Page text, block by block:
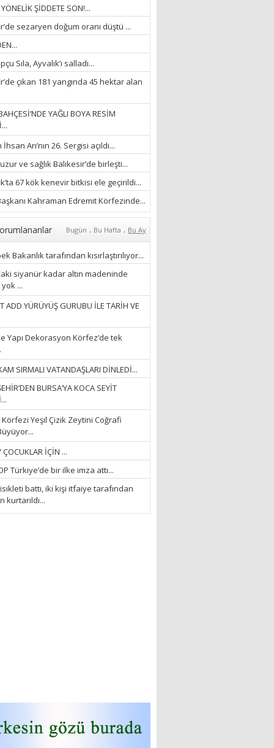
Fatma Zehra Köseley
MUSTAFA KEMALİN
KAĞNISI
07/04/2026
Mehmet Çağ
“BEDEN VE RUH
BÜTÜNLÜĞÜ...”
18/03/2023
İlknur Solmaz Çoban
“DOĞANIN GÜLEÇ
YAĞMURLARINI
ÖZLERKEN…”
23/11/2025
“Ne çok şey oldu
unutulmaması gereken”
28/01/2024
“AKIL GÖZÜ”
Ayşegül Akay
“KURTULDUM”
28/01/2024
ŞİDDETE SON!...
sezaryen doğum oranı düştü ...
Sıla, Ayvalık’ı salladı...
çıkan 181 yangında 45 hektar alan
YAĞLI BOYA RESİM
Arı’nın 26. Sergisi açıldı...
ve sağlık Balıkesir’de birleşti...
67 kök kenevir bitkisi ele geçirildi...
Kahraman Edremit Körfezinde...
Bugün . Bu Hafta . Bu Ay
Bakanlık tarafından kısırlaştırılıyor...
siyanür kadar altın madeninde
...
ADD YÜRÜYÜŞ GURUBU İLE TARİH VE
Yapı Dekorasyon Körfez’de tek
SIRMALI VATANDAŞLARI DİNLEDİ...
BURSA’YA KOCA SEYİT
Yeşil Çizik Zeytini Coğrafi
ÇOCUKLAR İÇİN ...
Türkiye’de bir ilke imza attı...
battı, iki kişi itfaiye tarafından
kurtarıldı...